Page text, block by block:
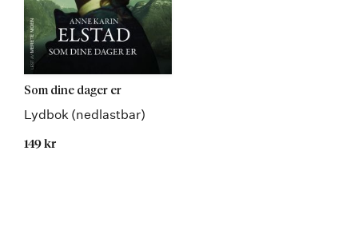
Som dine dager er
Lydbok (nedlastbar)
149 kr